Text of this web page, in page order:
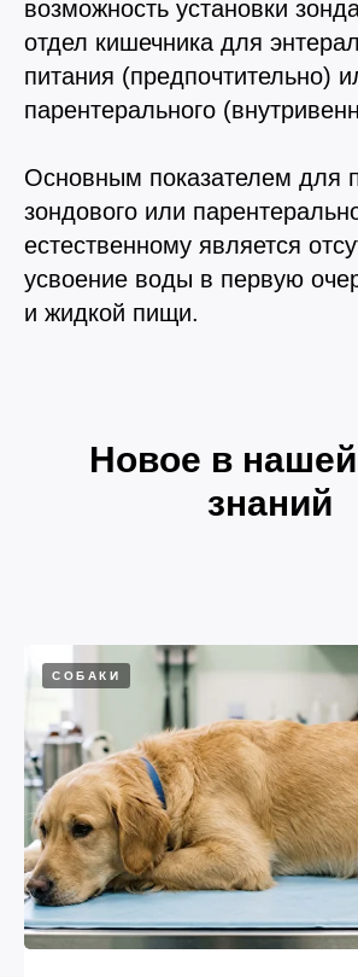
возможность установки
отдел кишечника для
питания (предпочтительно)
парентерального
Основным показателем для
зондового или
естественному является
усвоение воды в первую
и жидкой пищи.
Новое в
знаний
СОБАКИ
© 2015—2026 ООО «Сытая Морда»
Политика конфиденциальности
Согласие на обработку перс. данных
+7 (3452) 57-54-36Заказать звонок
Хотите у нас работать?
Заполнить анкету
Правила оказания ветеринарной помощи
Реквизиты